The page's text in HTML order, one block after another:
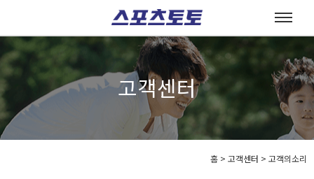
고객센터
홈 > 고객센터 > 고객의소리